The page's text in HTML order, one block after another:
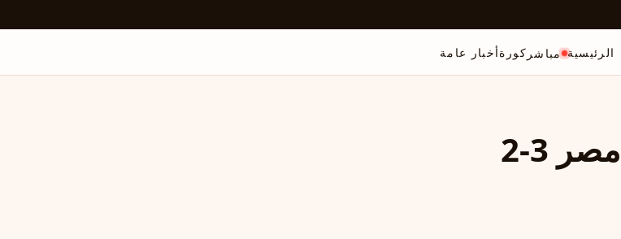
الرئيسية مباشر كورةأخبار عامة
الأرجنتين تُعيد إنجاز البرازيل وتغلب مصر 3-2